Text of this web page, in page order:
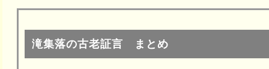
滝集落の古老証言 まとめ